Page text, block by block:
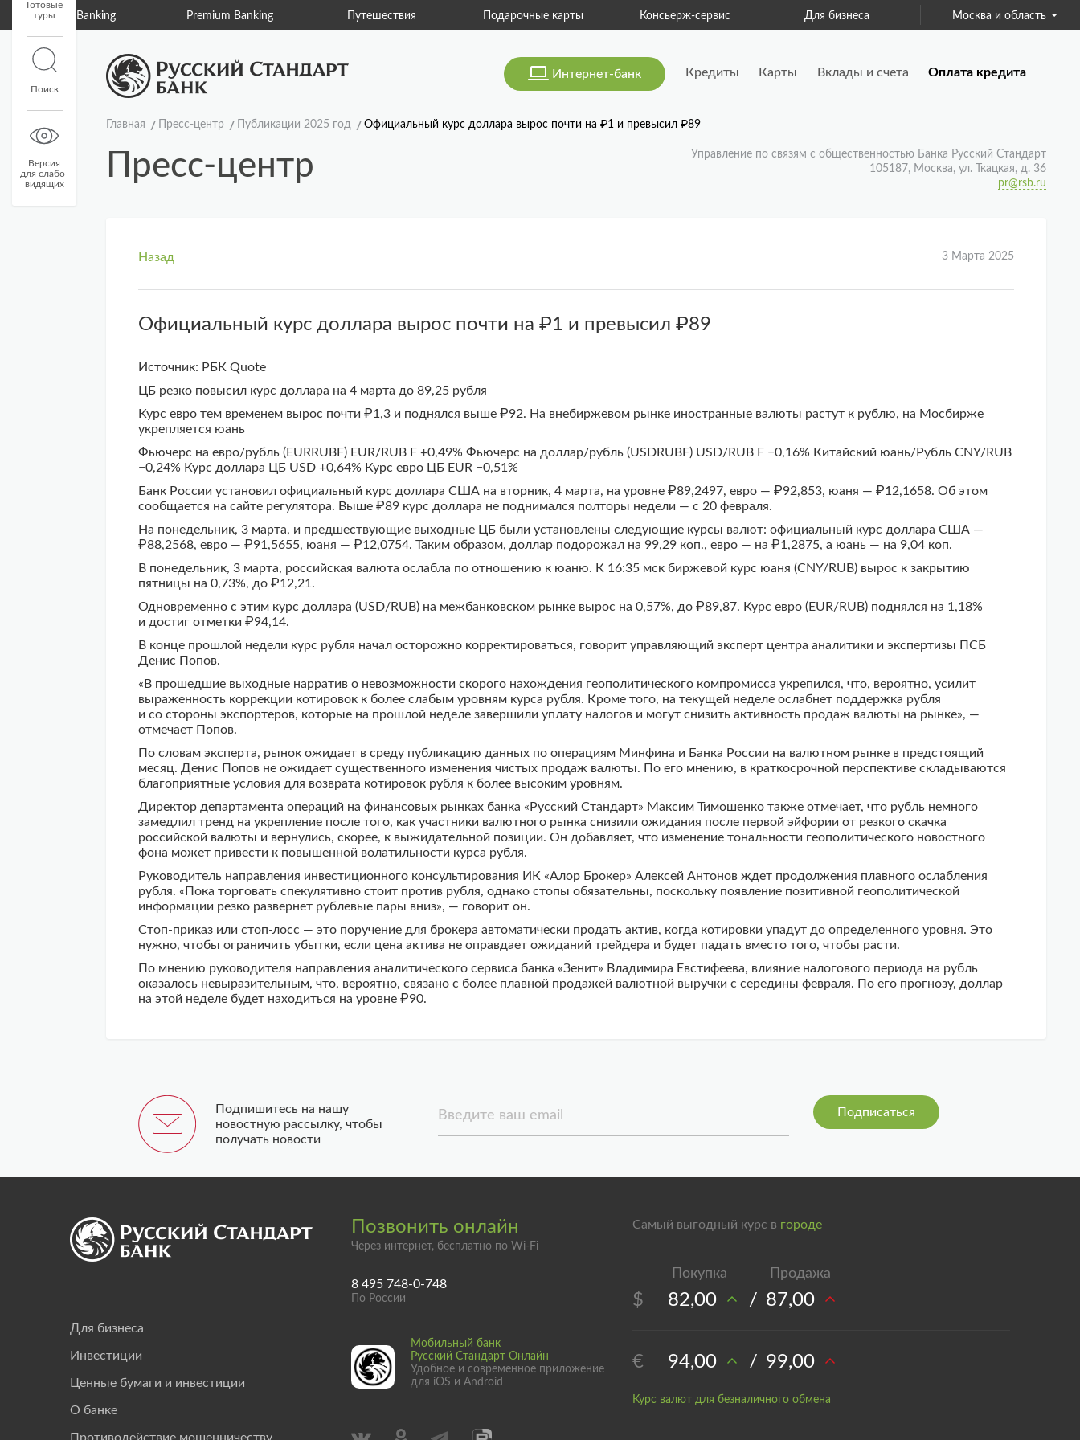
Private Banking Premium Banking Путешествия Подарочные карты Консьерж-сервис Для бизнеса Страхование
Москва и область
Готовые
туры
Поиск
Версия
для слабо-
видящих
Интернет-банк Кредиты Карты Вклады и счета Оплата кредита
Главная Пресс-центр Публикации 2025 год Официальный курс доллара вырос почти на ₽1 и превысил ₽89
Пресс-центр
Управление по связям с общественностью Банка Русский Стандарт
105187, Москва, ул. Ткацкая, д. 36
pr@rsb.ru
Назад 3 Марта 2025
Официальный курс доллара вырос почти на ₽1 и превысил ₽89
Источник: РБК Quote
ЦБ резко повысил курс доллара на 4 марта до 89,25 рубля
Курс евро тем временем вырос почти ₽1,3 и поднялся выше ₽92. На внебиржевом рынке иностранные валюты растут к рублю, на Мосбирже
укрепляется юань
Фьючерс на евро/рубль (EURRUBF) EUR/RUB F +0,49% Фьючерс на доллар/рубль (USDRUBF) USD/RUB F −0,16% Китайский юань/Рубль CNY/RUB
−0,24% Курс доллара ЦБ USD +0,64% Курс евро ЦБ EUR −0,51%
Банк России установил официальный курс доллара США на вторник, 4 марта, на уровне ₽89,2497, евро — ₽92,853, юаня — ₽12,1658. Об этом
сообщается на сайте регулятора. Выше ₽89 курс доллара не поднимался полторы недели — с 20 февраля.
На понедельник, 3 марта, и предшествующие выходные ЦБ были установлены следующие курсы валют: официальный курс доллара США —
₽88,2568, евро — ₽91,5655, юаня — ₽12,0754. Таким образом, доллар подорожал на 99,29 коп., евро — на ₽1,2875, а юань — на 9,04 коп.
В понедельник, 3 марта, российская валюта ослабла по отношению к юаню. К 16:35 мск биржевой курс юаня (CNY/RUB) вырос к закрытию
пятницы на 0,73%, до ₽12,21.
Одновременно с этим курс доллара (USD/RUB) на межбанковском рынке вырос на 0,57%, до ₽89,87. Курс евро (EUR/RUB) поднялся на 1,18%
и достиг отметки ₽94,14.
В конце прошлой недели курс рубля начал осторожно корректироваться, говорит управляющий эксперт центра аналитики и экспертизы ПСБ
Денис Попов.
«В прошедшие выходные нарратив о невозможности скорого нахождения геополитического компромисса укрепился, что, вероятно, усилит
выраженность коррекции котировок к более слабым уровням курса рубля. Кроме того, на текущей неделе ослабнет поддержка рубля
и со стороны экспортеров, которые на прошлой неделе завершили уплату налогов и могут снизить активность продаж валюты на рынке», —
отмечает Попов.
По словам эксперта, рынок ожидает в среду публикацию данных по операциям Минфина и Банка России на валютном рынке в предстоящий
месяц. Денис Попов не ожидает существенного изменения чистых продаж валюты. По его мнению, в краткосрочной перспективе складываются
благоприятные условия для возврата котировок рубля к более высоким уровням.
Директор департамента операций на финансовых рынках банка «Русский Стандарт» Максим Тимошенко также отмечает, что рубль немного
замедлил тренд на укрепление после того, как участники валютного рынка снизили ожидания после первой эйфории от резкого скачка
российской валюты и вернулись, скорее, к выжидательной позиции. Он добавляет, что изменение тональности геополитического новостного
фона может привести к повышенной волатильности курса рубля.
Руководитель направления инвестиционного консультирования ИК «Алор Брокер» Алексей Антонов ждет продолжения плавного ослабления
рубля. «Пока торговать спекулятивно стоит против рубля, однако стопы обязательны, поскольку появление позитивной геополитической
информации резко развернет рублевые пары вниз», — говорит он.
Стоп-приказ или стоп-лосс — это поручение для брокера автоматически продать актив, когда котировки упадут до определенного уровня. Это
нужно, чтобы ограничить убытки, если цена актива не оправдает ожиданий трейдера и будет падать вместо того, чтобы расти.
По мнению руководителя направления аналитического сервиса банка «Зенит» Владимира Евстифеева, влияние налогового периода на рубль
оказалось невыразительным, что, вероятно, связано с более плавной продажей валютной выручки с середины февраля. По его прогнозу, доллар
на этой неделе будет находиться на уровне ₽90.
Подпишитесь на нашу
новостную рассылку, чтобы
получать новости
Введите ваш email
Позвонить онлайн
Через интернет, бесплатно по Wi-Fi
8 495 748-0-748
По России
Для бизнеса
Инвестиции
Ценные бумаги и инвестиции
О банке
Мобильный банк
Русский Стандарт Онлайн
Удобное и современное приложение
для iOS и Android
Самый выгодный курс в городе
$ 82,00 / 87,00
€ 94,00 / 99,00
Курс валют для безналичного обмена